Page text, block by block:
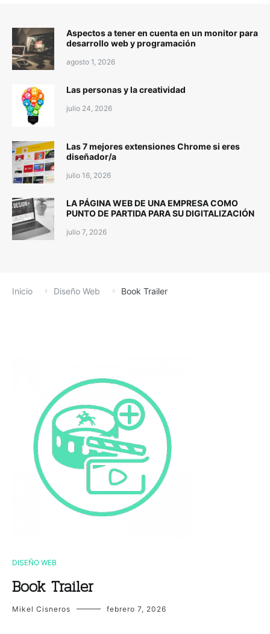
Aspectos a tener en cuenta en un monitor para
desarrollo web y programación
agosto 1, 2026
Las personas y la creatividad
julio 24, 2026
Las 7 mejores extensiones Chrome si eres
diseñador/a
julio 16, 2026
LA PÁGINA WEB DE UNA EMPRESA COMO
PUNTO DE PARTIDA PARA SU DIGITALIZACIÓN
julio 7, 2026
Inicio Diseño Web Book Trailer
DISEÑO WEB
Book Trailer
Mikel Cisneros febrero 7, 2026